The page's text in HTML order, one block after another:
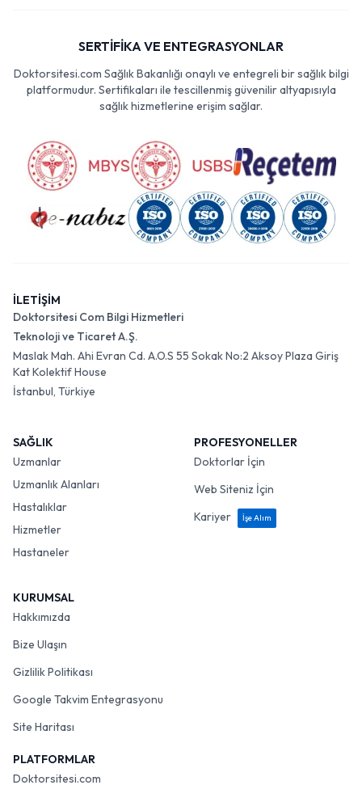
SERTİFİKA VE ENTEGRASYONLAR
Doktorsitesi.com Sağlık Bakanlığı onaylı ve entegreli bir sağlık bilgi
platformudur. Sertifikaları ile tescillenmiş güvenilir altyapısıyla
sağlık hizmetlerine erişim sağlar.
İLETİŞİM
Doktorsitesi Com Bilgi Hizmetleri
Teknoloji ve Ticaret A.Ş.
Maslak Mah. Ahi Evran Cd. A.O.S 55 Sokak No:2 Aksoy Plaza Giriş
Kat Kolektif House
İstanbul, Türkiye
SAĞLIK
Uzmanlar
Uzmanlık Alanları
Hastalıklar
Hizmetler
Hastaneler
PROFESYONELLER
Doktorlar İçin
Web Siteniz İçin
Kariyer
İşe Alım
KURUMSAL
Hakkımızda
Bize Ulaşın
Gizlilik Politikası
Google Takvim Entegrasyonu
Site Haritası
PLATFORMLAR
Doktorsitesi.com